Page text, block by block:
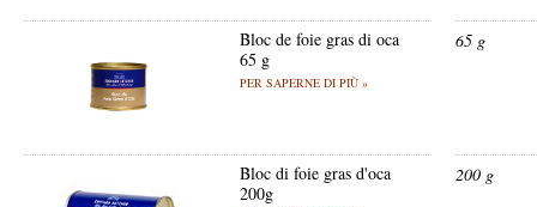
Bloc de foie gras di oca
65 g
PER SAPERNE DI PIÙ »
65 g
Bloc di foie gras d'oca
200g
200 g